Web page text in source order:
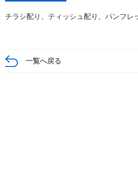
チラシ配り、ティッシュ配り、パンフレ
一覧へ戻る